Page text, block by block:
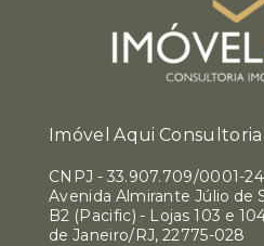
Imóvel Aqui
CNPJ - 33.907.709/0001-24
Avenida Almirante Júlio de
B2 (Pacific) - Lojas 103 e
de Janeiro/RJ, 22775-028